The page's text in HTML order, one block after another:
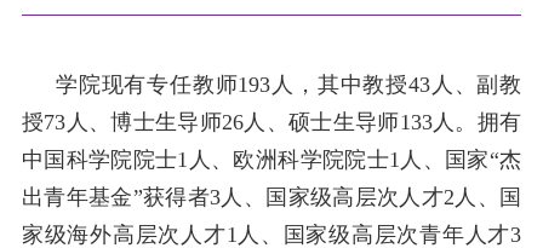
学院现有专任教师193 人，其中教授43人、副教
授73 人、博士生导师26 人、硕士生导师133人 。拥有
中国科学院院士1 人、欧洲科学院院士1 人、国家“杰
出青年基金”获得者3 人、国家级高层次人才2 人、国
家级海外高层次人才1 人、国家级高层次青年人才3